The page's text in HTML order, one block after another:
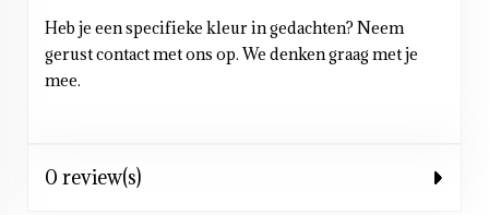
Heb je een specifieke kleur in gedachten? Neem
gerust contact met ons op. We denken graag met je
mee.
0 review(s)